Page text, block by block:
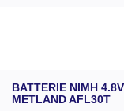
BATTERIE NIMH
METLAND AFL30T